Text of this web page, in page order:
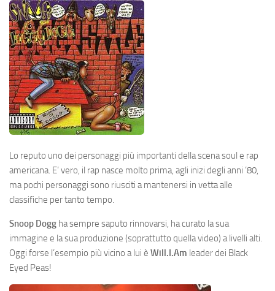
Lo reputo uno dei personaggi più importanti della scena soul e rap
americana. E’ vero, il rap nasce molto prima, agli inizi degli anni ’80,
ma pochi personaggi sono riusciti a mantenersi in vetta alle
classifiche per tanto tempo.
Snoop Dogg ha sempre saputo rinnovarsi, ha curato la sua
immagine e la sua produzione (soprattutto quella video) a livelli alti.
Oggi forse l’esempio più vicino a lui è Will.I.Am leader dei Black
Eyed Peas!